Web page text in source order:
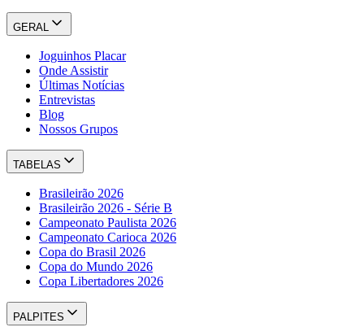
GERAL
Joguinhos Placar
Onde Assistir
Últimas Notícias
Entrevistas
Blog
Nossos Grupos
TABELAS
Brasileirão 2026
Brasileirão 2026 - Série B
Campeonato Paulista 2026
Campeonato Carioca 2026
Copa do Brasil 2026
Copa do Mundo 2026
Copa Libertadores 2026
PALPITES